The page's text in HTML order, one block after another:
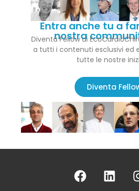
Entra anche tu a
nostra
Diventa Fellow di
a tutti i contenuti esclusivi ed
tutte le nostre
Diventa